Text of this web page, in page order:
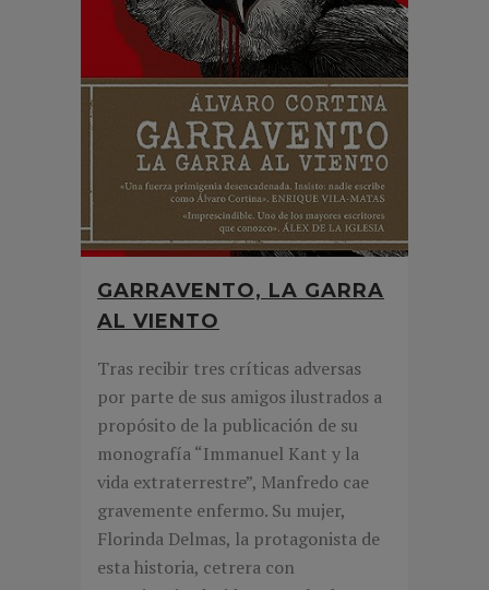
GARRAVENTO, LA GARRA
AL VIENTO
Tras recibir tres críticas adversas
por parte de sus amigos ilustrados a
propósito de la publicación de su
monografía “Immanuel Kant y la
vida extraterrestre”, Manfredo cae
gravemente enfermo. Su mujer,
Florinda Delmas, la protagonista de
esta historia, cetrera con